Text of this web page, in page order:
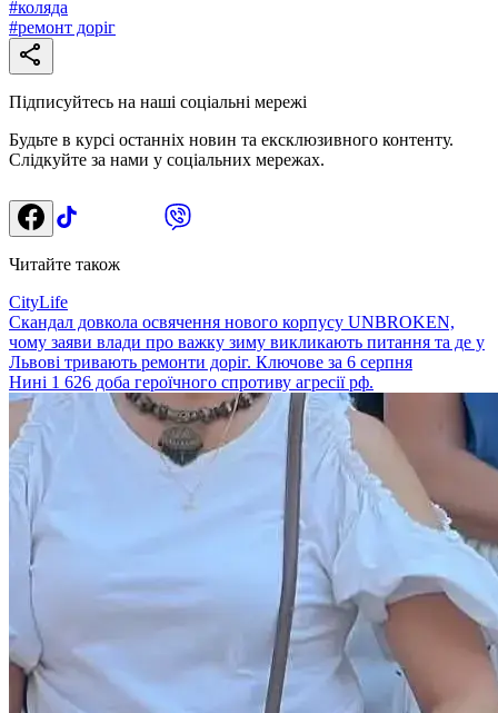
#коляда
#ремонт доріг
Підписуйтесь на наші соціальні мережі
Будьте в курсі останніх новин та ексклюзивного контенту.
Слідкуйте за нами у соціальних мережах.
Читайте також
CityLife
Скандал довкола освячення нового корпусу UNBROKEN,
чому заяви влади про важку зиму викликають питання та де у
Львові тривають ремонти доріг. Ключове за 6 серпня
Нині 1 626 доба героїчного спротиву агресії рф.